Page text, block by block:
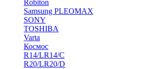
Robiton
Samsung PLEOMAX
SONY
TOSHIBA
Varta
Космос
R14/LR14/C
R20/LR20/D